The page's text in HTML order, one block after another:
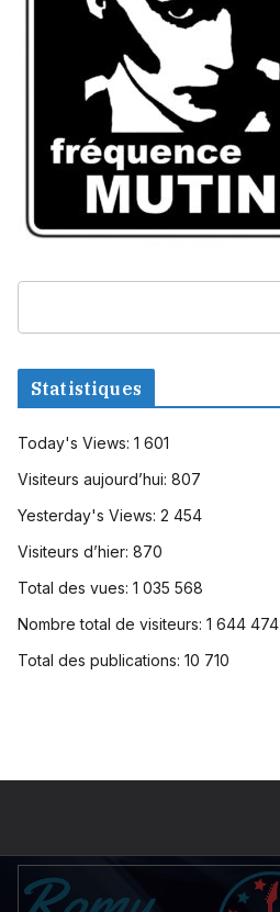
Statistiques
Today's Views: 1 601
Visiteurs aujourd’hui: 807
Yesterday's Views: 2 454
Visiteurs d’hier: 870
Total des vues: 1 035 568
Nombre total de visiteurs: 1 644 474
Total des publications: 10 710